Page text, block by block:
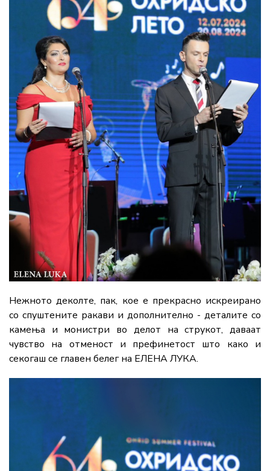
Нежното деколте, пак, кое е прекрасно искреирано
со спуштените ракави и дополнително - деталите со
камења и монистри во делот на струкот, даваат
чувство на отменост и префинетост што како и
секогаш се главен белег на ЕЛЕНА ЛУКА.